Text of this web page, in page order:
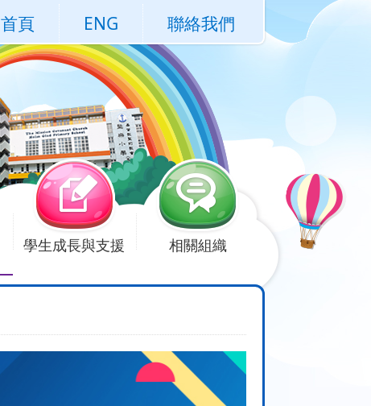
首頁 ENG 聯絡我們
學生成長與支援 相關組織